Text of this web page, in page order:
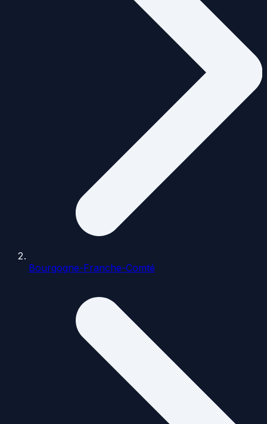
Bourgogne-Franche-Comté